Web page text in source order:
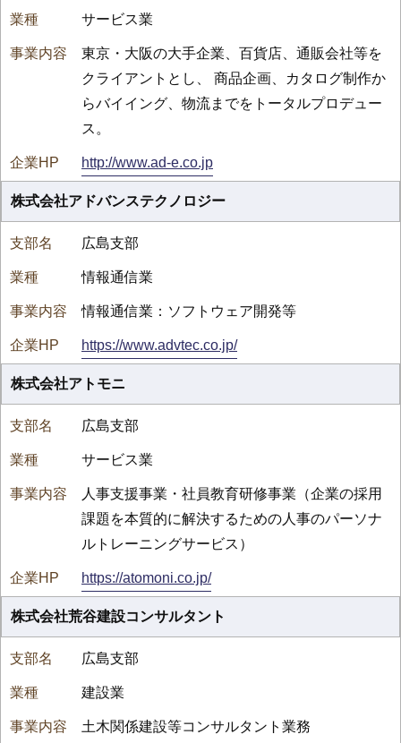
サービス業
東京・大阪の大手企業、百貨店、通販会社等を
クライアントとし、 商品企画、カタログ制作か
らバイイング、物流までをトータルプロデュー
ス。
http://www.ad-e.co.jp
株式会社アドバンステクノロジー
広島支部
情報通信業
情報通信業：ソフトウェア開発等
https://www.advtec.co.jp/
株式会社アトモニ
広島支部
サービス業
人事支援事業・社員教育研修事業（企業の採用
課題を本質的に解決するための人事のパーソナ
ルトレーニングサービス）
https://atomoni.co.jp/
株式会社荒谷建設コンサルタント
広島支部
建設業
土木関係建設等コンサルタント業務